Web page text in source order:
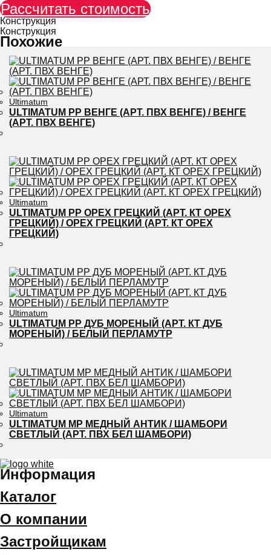
Рассчитать стоимость
Конструкция
Конструкция
Похожие
Ultimatum
ULTIMATUM PP ВЕНГЕ (АРТ. ПВХ ВЕНГЕ) / ВЕНГЕ
(АРТ. ПВХ ВЕНГЕ)
Ultimatum
ULTIMATUM PP ОРЕХ ГРЕЦКИЙ (АРТ. КТ ОРЕХ
ГРЕЦКИЙ) / ОРЕХ ГРЕЦКИЙ (АРТ. КТ ОРЕХ
ГРЕЦКИЙ)
Ultimatum
ULTIMATUM PP ДУБ МОРЕНЫЙ (АРТ. КТ ДУБ
МОРЕНЫЙ) / БЕЛЫЙ ПЕРЛАМУТР
Ultimatum
ULTIMATUM MP МЕДНЫЙ АНТИК / ШАМБОРИ
СВЕТЛЫЙ (АРТ. ПВХ БЕЛ ШАМБОРИ)
Информация
Каталог
О компании
Застройщикам